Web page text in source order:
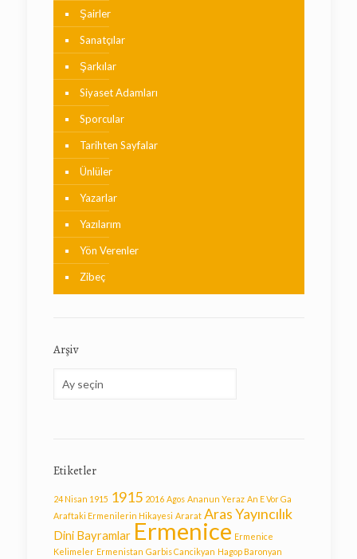
Şairler
Sanatçılar
Şarkılar
Siyaset Adamları
Sporcular
Tarihten Sayfalar
Ünlüler
Yazarlar
Yazılarım
Yön Verenler
Zibeç
Arşiv
Etiketler
24 Nisan 1915 1915 2016 Agos Ananun Yeraz An E Vor Ga
Araftaki Ermenilerin Hikayesi Ararat Aras Yayıncılık
Dini Bayramlar Ermenice Ermenice
Kelimeler Ermenistan Garbis Cancikyan Hagop Baronyan